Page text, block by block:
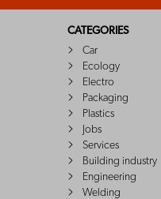
CATEGORIES
Car
Ecology
Electro
Packaging
Plastics
Jobs
Services
Building industry
Engineering
Welding